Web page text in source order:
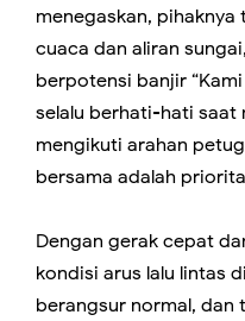
menegaskan,
cuaca dan aliran
berpotensi banjir
selalu berhati-hati saat
mengikuti arahan
bersama adalah
Dengan gerak cepat
kondisi arus lalu lintas
berangsur normal, dan